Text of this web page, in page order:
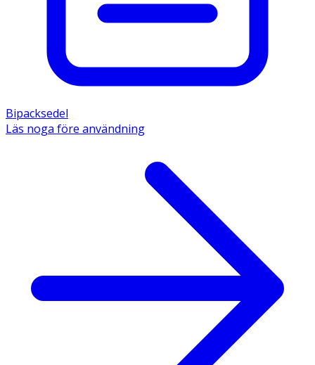
Bipacksedel
Läs noga före användning